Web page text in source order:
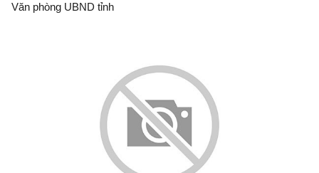
Văn phòng UBND tỉnh